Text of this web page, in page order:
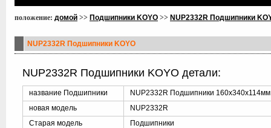
положение: домой >> Подшипники KOYO >> NUP2332R Подшипники
NUP2332R Подшипники KOYO
NUP2332R Подшипники KOYO детали:
название Подшипники
NUP2332R Подшипники 160x340x114мм
новая модель
NUP2332R
Старая модель
Подшипники